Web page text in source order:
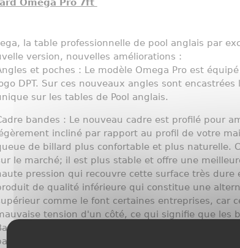
la table professionnelle de pool anglais par
version, nouvelles améliorations :
et poches : Le modèle Omega Pro est
DPT. Sur ces nouveaux angles sont
sur les tables de Pool anglais.
bandes : Le nouveau cadre est profilé pour
incliné par rapport au profil de votre
de billard plus confortable et plus naturelle.
le marché; il est plus stable et offre une
pression qui recouvre cette surface très
de qualité inférieure qui constitue une
comme le font certaines entreprises, car
tension d'un côté, ce qui signifie que les
: Les tables de billard anglaises sont
sur le cadre. Après des tests, nous avons